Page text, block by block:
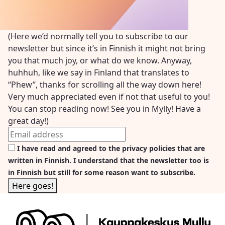
(Here we’d normally tell you to subscribe to our
newsletter but since it’s in Finnish it might not bring
you that much joy, or what do we know. Anyway,
huhhuh, like we say in Finland that translates to
“Phew”, thanks for scrolling all the way down here!
Very much appreciated even if not that useful to you!
You can stop reading now! See you in Mylly! Have a
great day!)
I have read and agreed to the privacy policies that are
written in Finnish. I understand that the newsletter too is
in Finnish but still for some reason want to subscribe.